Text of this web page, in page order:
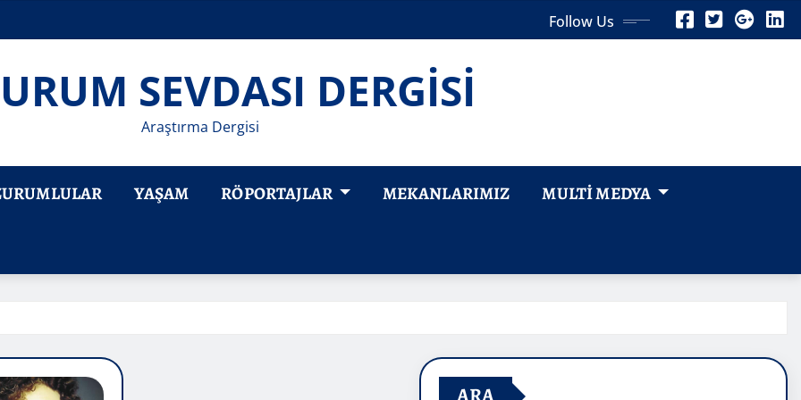
Follow Us
SEVDASI DERGİSİ
Araştırma Dergisi
YAŞAM RÖPORTAJLAR MEKANLARIMIZ MULTI MEDYA